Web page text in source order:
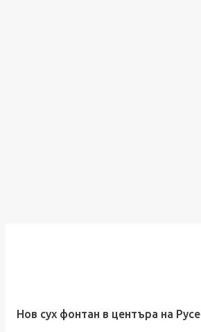
Нов сух фонтан в центъра на Русе